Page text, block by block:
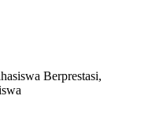
Berprestasi,